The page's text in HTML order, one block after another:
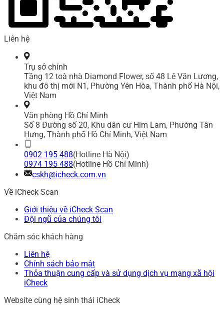
Liên hệ
Trụ sở chính
Tầng 12 toà nhà Diamond Flower, số 48 Lê Văn Lương,
khu đô thị mới N1, Phường Yên Hòa, Thành phố Hà Nội,
Việt Nam
Văn phòng Hồ Chí Minh
Số 8 Đường số 20, Khu dân cư Him Lam, Phường Tân
Hưng, Thành phố Hồ Chí Minh, Việt Nam
0902 195 488(Hotline Hà Nội)
0974 195 488(Hotline Hồ Chí Minh)
cskh@icheck.com.vn
Về iCheck Scan
Giới thiệu về iCheck Scan
Đội ngũ của chúng tôi
Chăm sóc khách hàng
Liên hệ
Chính sách bảo mật
Thỏa thuận cung cấp và sử dụng dịch vụ mạng xã hội
iCheck
Website cùng hệ sinh thái iCheck